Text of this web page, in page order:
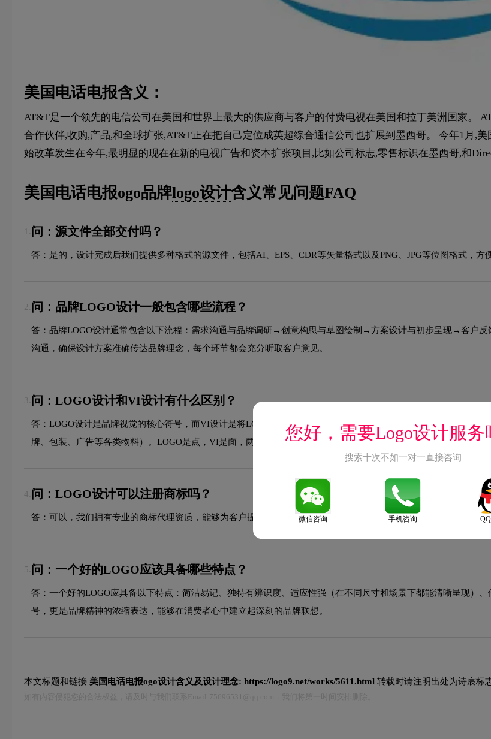
美国电话电报含义：
AT&T是一个领先的电信公司在美国和世界上最大的供应商与客户的付费电视在美国和拉丁美洲国家。
合作伙伴,收购,产品,和全球扩张,AT&T正在把自己定位成英超综合通信公司也扩展到墨西哥。 今年1月,
始改革发生在今年,最明显的现在在新的电视广告和资本扩张项目,比如公司标志,零售标识在墨西哥,和
美国电话电报ogo品牌logo设计含义常见问题FAQ
问：源文件全部交付吗？
答：是的，设计完成后我们提供多种格式的源文件，包括AI、EPS、CDR等矢量格式以及PNG、JPG等位图格式，方
2. 问：品牌LOGO设计一般包含哪些流程？
答：品牌LOGO设计通常包含以下流程：需求沟通与品牌调研→创意构思与草图绘制→方案设计与初步呈现→客户
沟通，确保设计方案准确传达品牌理念，每个环节都会充分听取客户意见。
3. 问：LOGO设计和VI设计有什么区别？
答：LOGO设计是品牌视觉的核心符号，而VI设计是将LOGO延展到所有品牌接触点的完整视觉系统。VI包含基础
牌、包装、广告等各类物料）。LOGO是点，VI是面，两者相辅相成，共同构建统一的品牌视觉形象。
4. 问：LOGO设计可以注册商标吗？
答：可以，我们拥有专业的商标代理资质，能够为客户提供从LOGO设计到商标注册的一站式服务，确保您的品牌标
5. 问：一个好的LOGO应该具备哪些特点？
答：一个好的LOGO应具备以下特点：简洁易记、独特有辨识度、适应性强（在不同尺寸和场景下都能清晰呈现）
号，更是品牌精神的浓缩表达，能够在消费者心中建立起深刻的品牌联想。
本文标题和链接 美国电话电报ogo设计含义及设计理念: https://logo9.net/works/5611.html 转载时请注明出处为诗宸标
您好，需要Logo设计服务
搜索十次不如一对一直接咨询
微信咨询 手机咨询